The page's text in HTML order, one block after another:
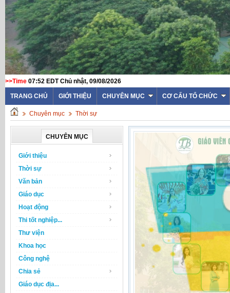
>>Time 07:52 EDT Chủ nhật, 09/08/2026
TRANG CHỦ GIỚI THIỆU CHUYÊN MỤC CƠ CẤU TỔ CHỨC
Chuyên mục Thời sự
CHUYÊN MỤC
Giới thiệu
Thời sự
Văn bản
Giáo dục
Hoạt động
Thi tốt nghiệp...
Thư viện
Khoa học
Công nghệ
Chia sẻ
Giáo dục địa...